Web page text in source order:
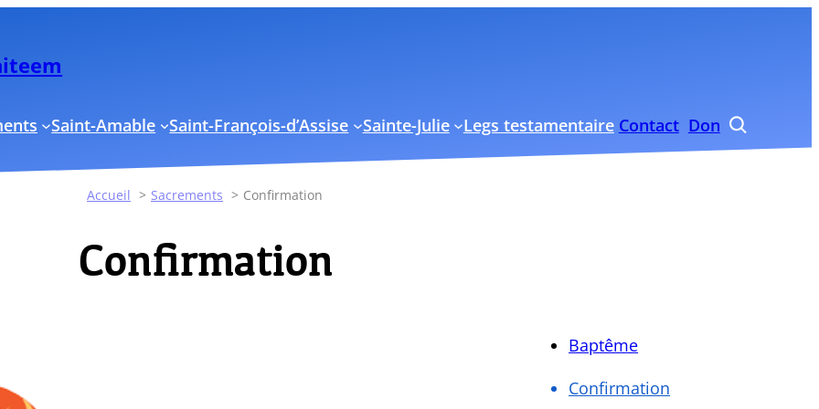
Saint-Amable Saint-François-d’Assise Sainte-Julie Legs testamentaire Contact Don 
Accueil Sacrements Confirmation
Confirmation
Baptême
Confirmation